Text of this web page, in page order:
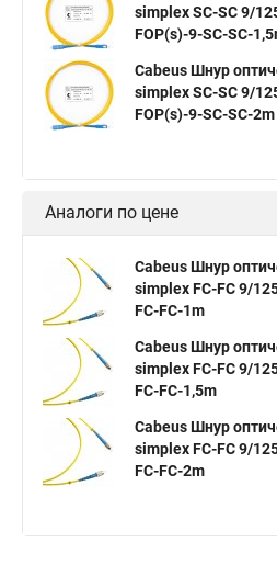
simplex SC-SC 9/
FOP(s)-9-SC-SC-
Cabeus Шнур
simplex SC-SC 9/
FOP(s)-9-SC-SC-2m
Аналоги по цене
Cabeus Шнур
simplex FC-FC 9/
FC-FC-1m
Cabeus Шнур
simplex FC-FC 9/
FC-FC-1,5m
Cabeus Шнур
simplex FC-FC 9/
FC-FC-2m